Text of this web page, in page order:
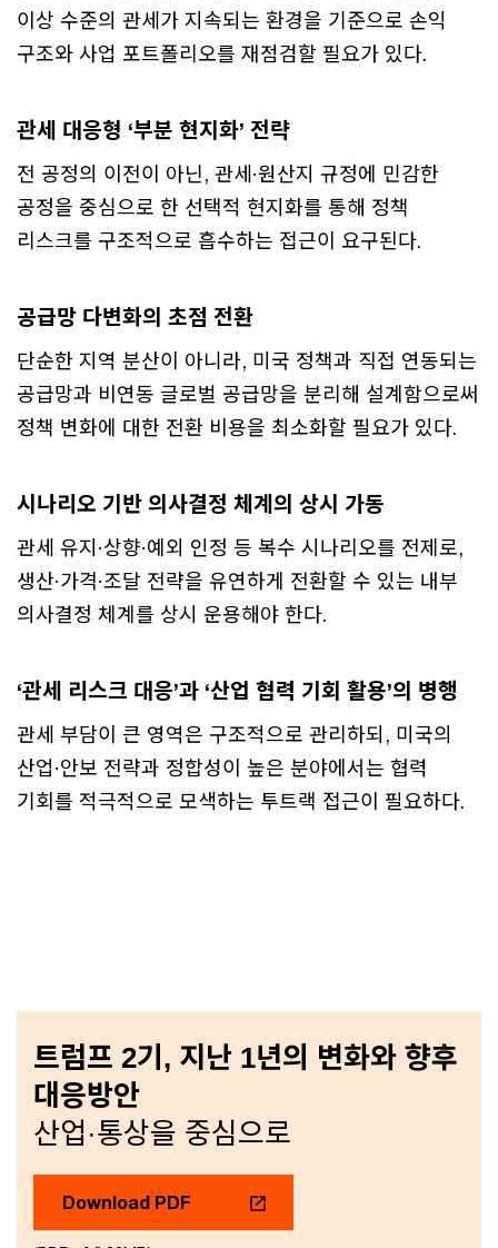
이상 수준의 관세가 지속되는 환경을 기준으로 손익
구조와 사업 포트폴리오를 재점검할 필요가 있다.
관세 대응형 ‘부분 현지화’ 전략
전 공정의 이전이 아닌, 관세·원산지 규정에 민감한
공정을 중심으로 한 선택적 현지화를 통해 정책
리스크를 구조적으로 흡수하는 접근이 요구된다.
공급망 다변화의 초점 전환
단순한 지역 분산이 아니라, 미국 정책과 직접 연동되는
공급망과 비연동 글로벌 공급망을 분리해 설계함으로써
정책 변화에 대한 전환 비용을 최소화할 필요가 있다.
시나리오 기반 의사결정 체계의 상시 가동
관세 유지·상향·예외 인정 등 복수 시나리오를 전제로,
생산·가격·조달 전략을 유연하게 전환할 수 있는 내부
의사결정 체계를 상시 운용해야 한다.
‘관세 리스크 대응’과 ‘산업 협력 기회 활용’의 병행
관세 부담이 큰 영역은 구조적으로 관리하되, 미국의
산업·안보 전략과 정합성이 높은 분야에서는 협력
기회를 적극적으로 모색하는 투트랙 접근이 필요하다.
트럼프 2기, 지난 1년의 변화와 향후
대응방안
산업·통상을 중심으로
Download PDF